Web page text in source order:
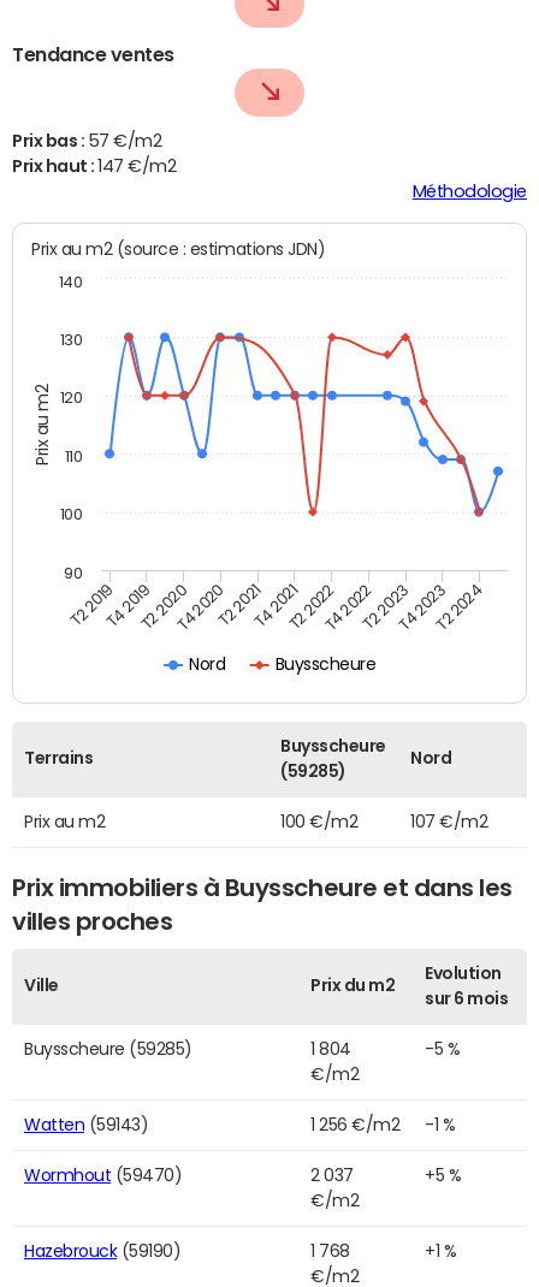
Tendance ventes
Prix bas : 57 €/m2
Prix haut : 147 €/m2
Méthodologie
Prix au m2
Prix au m2 (source : estimations JDN)
Nord Buysscheure
T2 2019T4 2019T2 2020T4 2020T2 2021T4 2021T2 2022T4 2022T2 2023T4 2023T2 2024
90
100
110
120
130
140
Terrains
Buysscheure
(59285)
Nord
Prix au m2 100 €/m2 107 €/m2
Prix immobiliers à Buysscheure et dans les
villes proches
Ville Prix du m2
Evolution
sur 6 mois
Buysscheure (59285)
1 804
€/m2
-5 %
Watten (59143) 1 256 €/m2 -1 %
Wormhout (59470)
2 037
€/m2
+5 %
Hazebrouck(59190)
1 768
€/m2
+1 %